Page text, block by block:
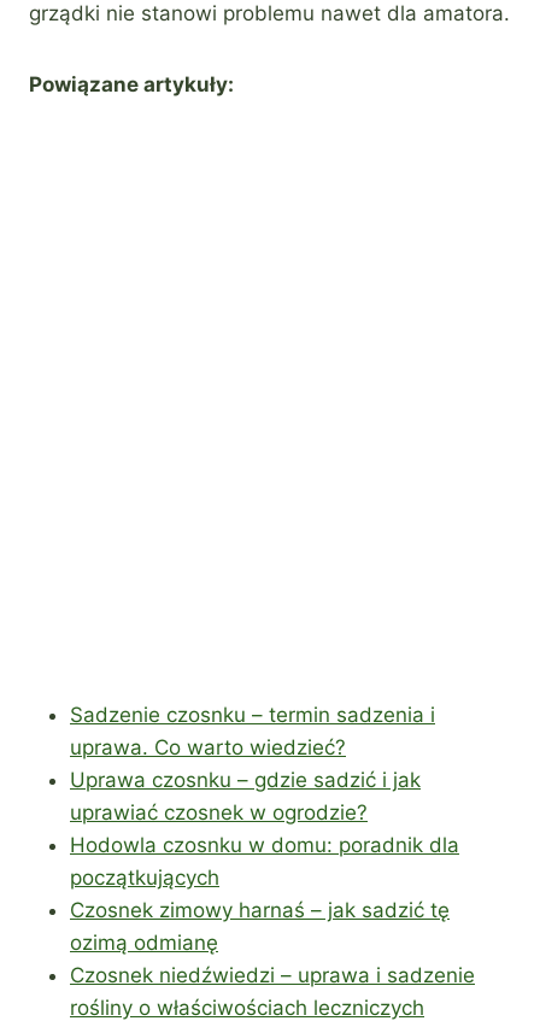
grządki nie stanowi problemu nawet dla amatora.
Powiązane artykuły:
Sadzenie czosnku – termin sadzenia i
uprawa. Co warto wiedzieć?
Uprawa czosnku – gdzie sadzić i jak
uprawiać czosnek w ogrodzie?
Hodowla czosnku w domu: poradnik dla
początkujących
Czosnek zimowy harnaś – jak sadzić tę
ozimą odmianę
Czosnek niedźwiedzi – uprawa i sadzenie
rośliny o właściwościach leczniczych